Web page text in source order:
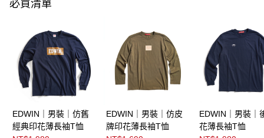
必買清單
EDWIN｜男裝｜仿舊
經典印花薄長袖T恤
EDWIN｜男裝｜仿皮
牌印花薄長袖T恤
EDWIN｜男裝｜
花薄長袖T恤